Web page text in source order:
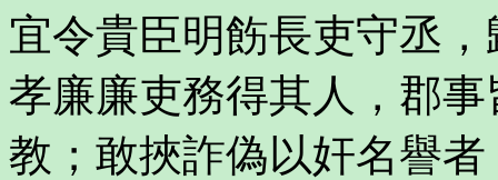
宜令貴臣明飭長吏守丞
孝廉廉吏務得其人，郡
教；敢挾詐偽以奸名譽